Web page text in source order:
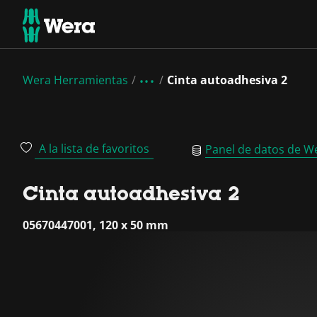
Wera Herramientas Cinta autoadhesiva 2
A la lista de favoritos Panel de datos de
Cinta autoadhesiva 2
05670447001, 120 x 50 mm